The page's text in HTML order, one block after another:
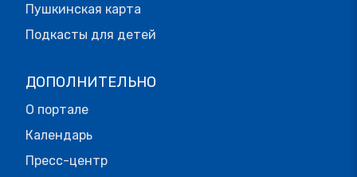
Пушкинская карта
Подкасты для детей
ДОПОЛНИТЕЛЬНО
О портале
Календарь
Пресс-центр